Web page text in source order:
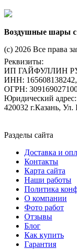
Воздушные шары с
(c) 2026 Все права
Реквизиты:
ИП ГАЙФУЛЛИН
ИНН: 165608138242,
ОГРН:
Юридический адрес:
420032 г.Казань,
Разделы сайта
Доставка и
Контакты
Карта сайта
Наши работы
Политика
О компании
Фото работ
Отзывы
Блог
Как купить
Гарантия